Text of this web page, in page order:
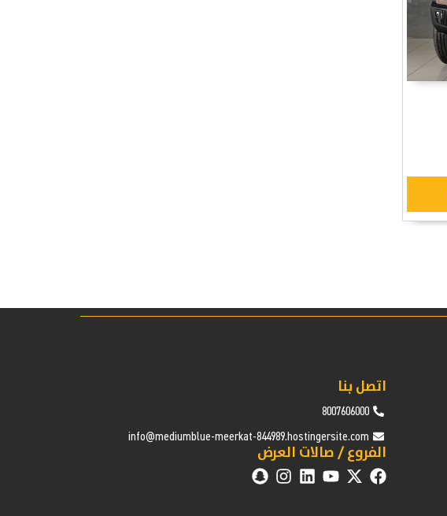
اتصل بنا
8007606000
info@mediumblue-meerkat-844989.hostingersite.com
الفروع / صالات العرض